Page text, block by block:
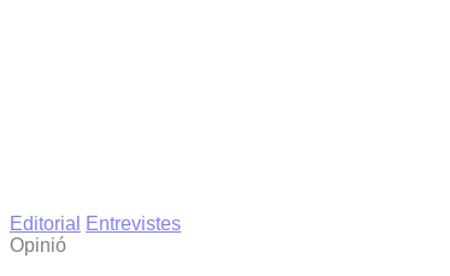
Editorial
Entrevistes
Opinió